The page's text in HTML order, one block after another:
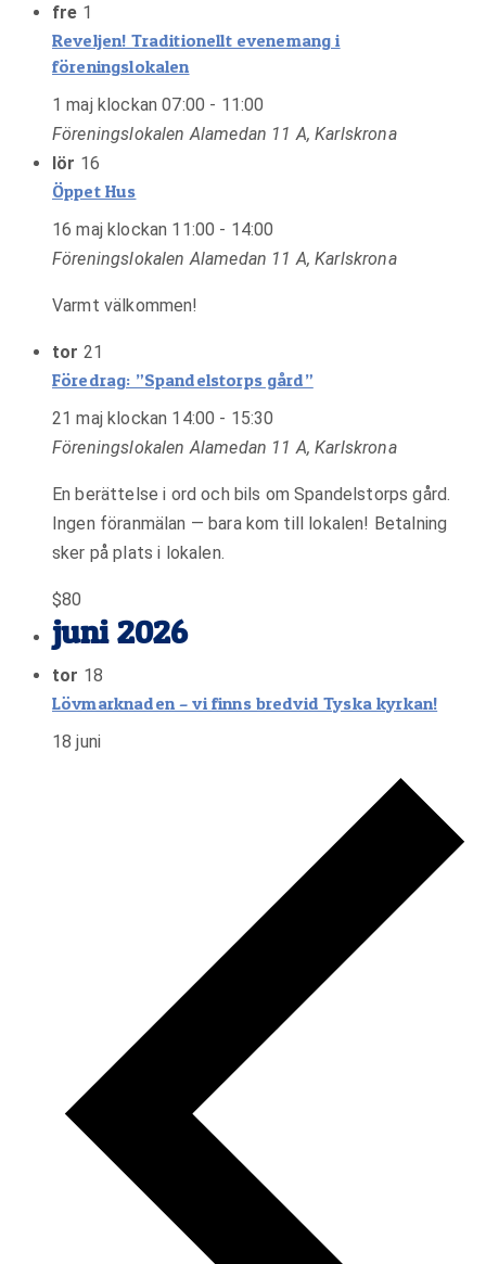
fre 1
Reveljen! Traditionellt evenemang i
föreningslokalen
1 maj klockan 07:00 - 11:00
Föreningslokalen Alamedan 11 A, Karlskrona
lör 16
Öppet Hus
16 maj klockan 11:00 - 14:00
Föreningslokalen Alamedan 11 A, Karlskrona
Varmt välkommen!
tor 21
Föredrag: ”Spandelstorps gård”
21 maj klockan 14:00 - 15:30
Föreningslokalen Alamedan 11 A, Karlskrona
En berättelse i ord och bils om Spandelstorps gård.
Ingen föranmälan — bara kom till lokalen! Betalning
sker på plats i lokalen.
$80
juni 2026
tor 18
Lövmarknaden – vi finns bredvid Tyska kyrkan!
18 juni